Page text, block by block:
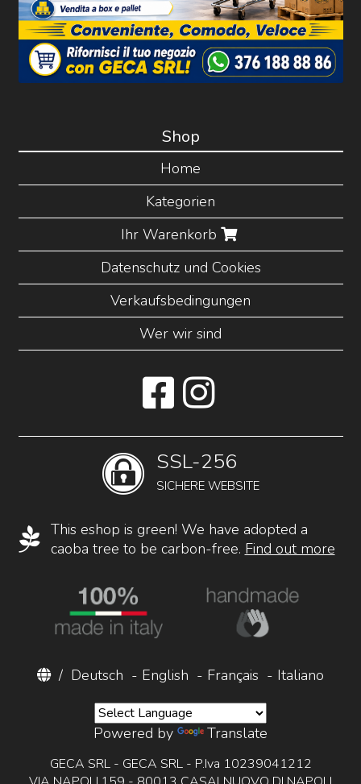
Shop
Home
Kategorien
Ihr Warenkorb
Datenschutz und Cookies
Verkaufsbedingungen
Wer wir sind
SSL-256
SICHERE WEBSITE
This eshop is green! We have adopted a
caoba tree to be carbon-free. Find out more
/ Deutsch - English - Français - Italiano
Powered by Translate
GECA SRL - GECA SRL - P.Iva 10239041212